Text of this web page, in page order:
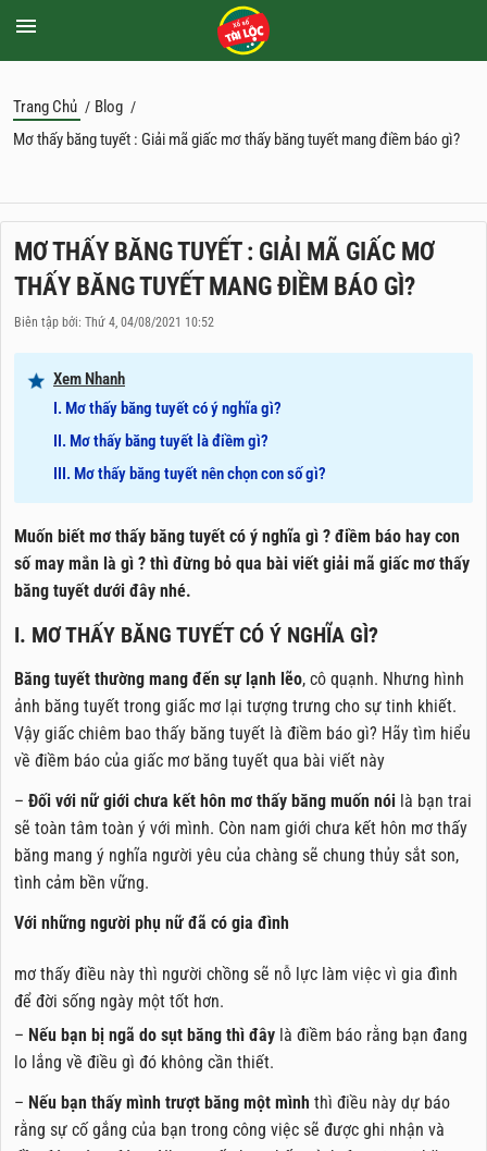
Trang Chủ / Blog /
Mơ thấy băng tuyết : Giải mã giấc mơ thấy băng tuyết mang điềm báo gì?
MƠ THẤY BĂNG TUYẾT : GIẢI MÃ GIẤC MƠ
THẤY BĂNG TUYẾT MANG ĐIỀM BÁO GÌ?
Biên tập bởi: Thứ 4, 04/08/2021 10:52
Xem Nhanh
I. Mơ thấy băng tuyết có ý nghĩa gì?
II. Mơ thấy băng tuyết là điềm gì?
III. Mơ thấy băng tuyết nên chọn con số gì?
Muốn biết mơ thấy băng tuyết có ý nghĩa gì ? điềm báo hay con
số may mắn là gì ? thì đừng bỏ qua bài viết giải mã giấc mơ thấy
băng tuyết dưới đây nhé.
I. MƠ THẤY BĂNG TUYẾT CÓ Ý NGHĨA GÌ?
Băng tuyết thường mang đến sự lạnh lẽo, cô quạnh. Nhưng hình
ảnh băng tuyết trong giấc mơ lại tượng trưng cho sự tinh khiết.
Vậy giấc chiêm bao thấy băng tuyết là điềm báo gì? Hãy tìm hiểu
về điềm báo của giấc mơ băng tuyết qua bài viết này
– Đối với nữ giới chưa kết hôn mơ thấy băng muốn nói là bạn trai
sẽ toàn tâm toàn ý với mình. Còn nam giới chưa kết hôn mơ thấy
băng mang ý nghĩa người yêu của chàng sẽ chung thủy sắt son,
tình cảm bền vững.
Với những người phụ nữ đã có gia đình
mơ thấy điều này thì người chồng sẽ nỗ lực làm việc vì gia đình
để đời sống ngày một tốt hơn.
– Nếu bạn bị ngã do sụt băng thì đây là điềm báo rằng bạn đang
lo lắng về điều gì đó không cần thiết.
– Nếu bạn thấy mình trượt băng một mình thì điều này dự báo
rằng sự cố gắng của bạn trong công việc sẽ được ghi nhận và